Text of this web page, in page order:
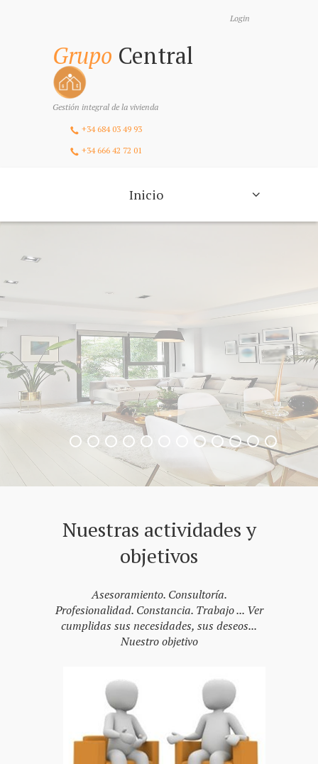
Login
Grupo Central
Gestión integral de la vivienda
+34 684 03 49 93
+34 666 42 72 01
Inicio
Nuestras actividades y
objetivos
Asesoramiento. Consultoría.
Profesionalidad. Constancia. Trabajo ... Ver
cumplidas sus necesidades, sus deseos...
Nuestro objetivo